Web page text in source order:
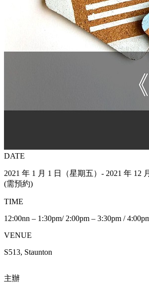
DATE
2021 年 1 月 1 日（星期五）- 2021 年 12
(需預約)
TIME
12:00nn – 1:30pm/ 2:00pm – 3:30pm /
VENUE
S513, Staunton
主辦